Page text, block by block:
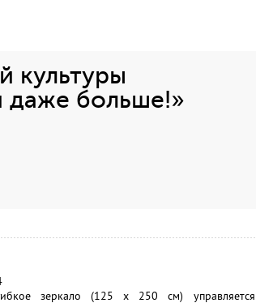
культуры
больше!»
зеркало (125 х 250 см) управляется